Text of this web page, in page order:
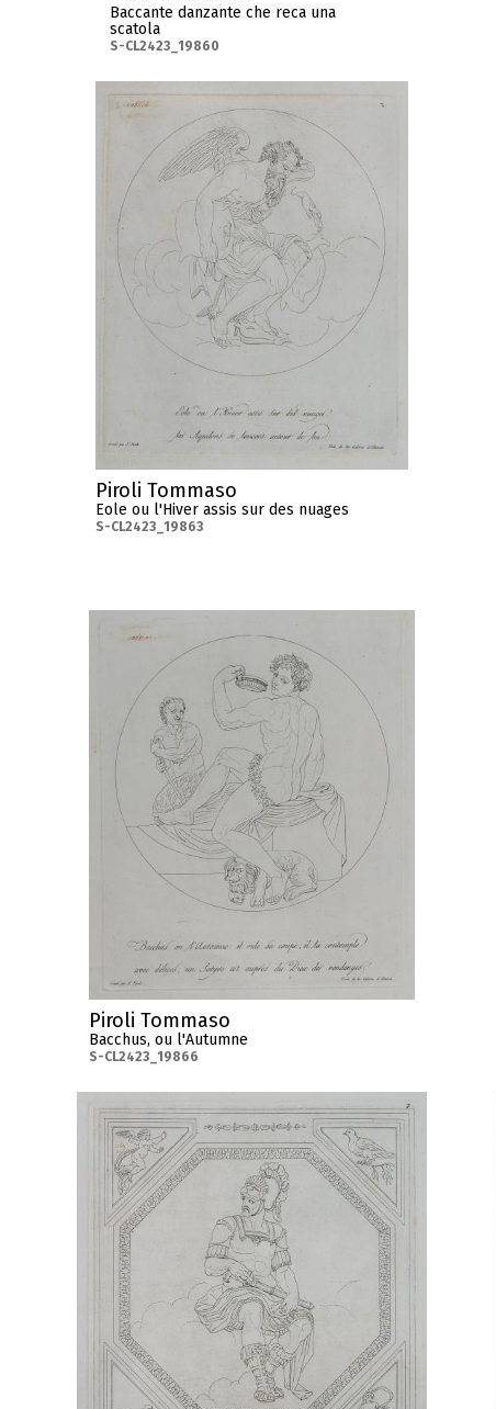
Baccante danzante che reca una
scatola
S-CL2423_19860
Piroli Tommaso
Eole ou l'Hiver assis sur des nuages
S-CL2423_19863
Piroli Tommaso
Bacchus, ou l'Autumne
S-CL2423_19866